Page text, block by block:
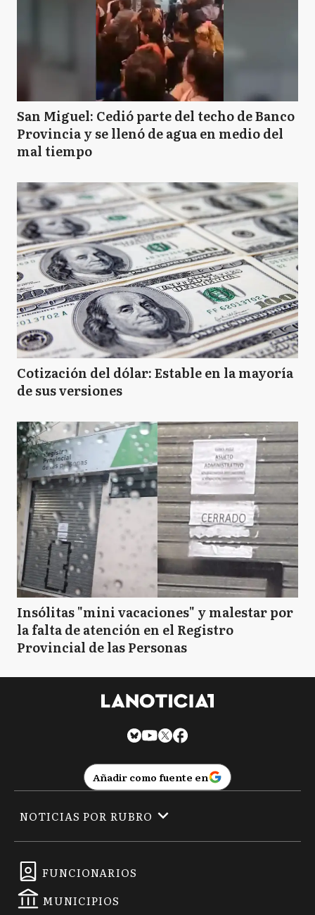
San Miguel: Cedió parte del techo de Banco
Provincia y se llenó de agua en medio del
mal tiempo
Cotización del dólar: Estable en la mayoría
de sus versiones
Insólitas "mini vacaciones" y malestar por
la falta de atención en el Registro
Provincial de las Personas
Añadir como fuente en
FUNCIONARIOS
MUNICIPIOS
NOTICIAS POR RUBRO